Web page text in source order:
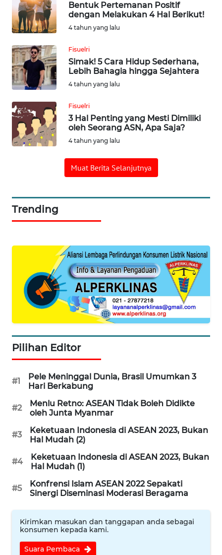
Bentuk Pertemanan Positif
dengan Melakukan 4 Hal Berikut!
4 tahun yang lalu
Fisuelri
Simak! 5 Cara Hidup Sederhana,
Lebih Bahagia hingga Sejahtera
4 tahun yang lalu
Fisuelri
3 Hal Penting yang Mesti Dimiliki
oleh Seorang ASN, Apa Saja?
4 tahun yang lalu
Muat Berita Selanjutnya
Trending
Pilihan Editor
#1
Pele Meninggal Dunia, Brasil Umumkan 3
Hari Berkabung
#2
Menlu Retno: ASEAN Tidak Boleh Didikte
oleh Junta Myanmar
#3
Keketuaan Indonesia di ASEAN 2023, Bukan
Hal Mudah (2)
#4
Keketuaan Indonesia di ASEAN 2023, Bukan
Hal Mudah (1)
#5
Konfrensi Islam ASEAN 2022 Sepakati
Sinergi Diseminasi Moderasi Beragama
Kirimkan masukan dan tanggapan anda sebagai
konsumen kepada kami.
Suara Pembaca
WN
SAMOSIR
WN
PADANG
LAWAS
WN
SUMEDANG
WN
SERIBU
WN
BINJAI
WN
CIREBON
WN
INDRAMAYU
WN
KUNINGAN
WN
MAJALENGKA
WN
SUBANG
WN
SUKABUMI
WN
PURWAKARTA